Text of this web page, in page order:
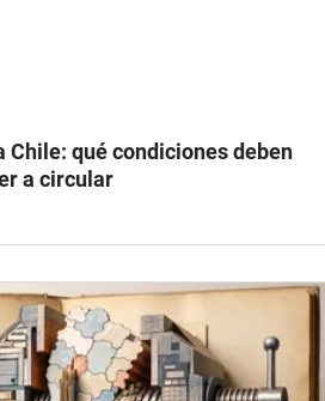
Chile: qué condiciones deben
a circular